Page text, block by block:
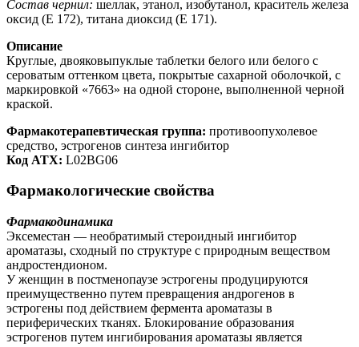
Состав чернил: шеллак, этанол, изобутанол, краситель железа
оксид (Е 172), титана диоксид (Е 171).
Описание
Круглые, двояковыпуклые таблетки белого или белого с
сероватым оттенком цвета, покрытые сахарной оболочкой, с
маркировкой «7663» на одной стороне, выполненной черной
краской.
Фармакотерапевтическая группа: противоопухолевое
средство, эстрогенов синтеза ингибитор
Код АТХ: L02BG06
Фармакологические свойства
Фармакодинамика
Эксеместан — необратимый стероидный ингибитор
ароматазы, сходный по структуре с природным веществом
андростендионом.
У женщин в постменопаузе эстрогены продуцируются
преимущественно путем превращения андрогенов в
эстрогены под действием фермента ароматазы в
периферических тканях. Блокирование образования
эстрогенов путем ингибирования ароматазы является